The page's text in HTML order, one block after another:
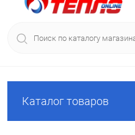
Каталог товаров